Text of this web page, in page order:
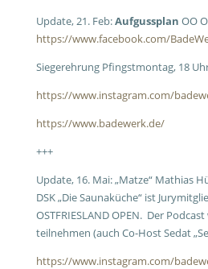
Update, 21. Feb:Aufgussplan OO
https://www.facebook.com/
Siegerehrung Pfingstmontag, 18
https://www.instagram.com/
https://www.badewerk.de/
+++
Update, 16. Mai: „Matze“ Mathias
DSK „Die Saunaküche“ ist
OSTFRIESLAND OPEN. Der
teilnehmen (auch Co-Host Sedat
https://www.instagram.com/